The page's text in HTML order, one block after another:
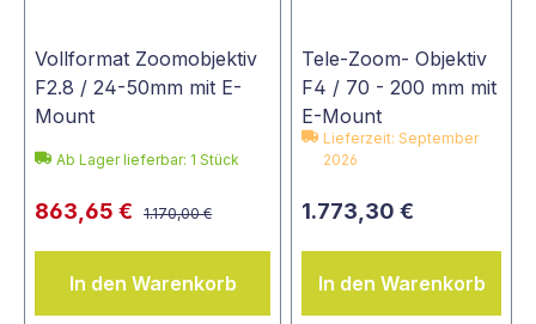
Vollformat Zoomobjektiv
F2.8 / 24-50mm mit E-
Mount
Ab Lager lieferbar: 1 Stück
863,65 € 1.170,00 €
In den Warenkorb
Tele-Zoom- Objektiv
F4 / 70 - 200 mm mit
E-Mount
Lieferzeit: September
2026
1.773,30 €
In den Warenkorb